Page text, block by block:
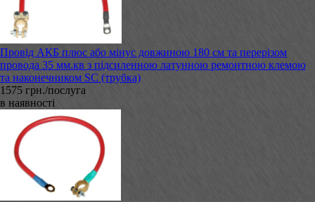
Провід АКБ плюс або мінус довжиною 180 см та перерізом
провода 35 мм.кв з підсиленною латунною ремонтною клемою
та наконечником SC (трубка)
1575 грн./послуга
в наявності